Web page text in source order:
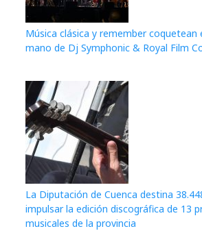
Música clásica y remember coquetean
mano de Dj Symphonic & Royal Film
La Diputación de Cuenca destina
impulsar la edición discográfica de 13
musicales de la provincia